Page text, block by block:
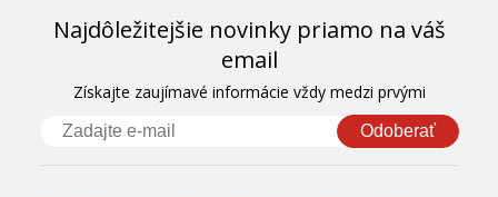
Najdôležitejšie novinky priamo na váš
email
Získajte zaujímavé informácie vždy medzi prvými
Odoberať